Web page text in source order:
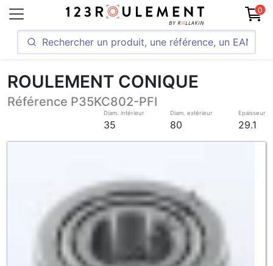
0
ROULEMENT CONIQUE
Référence P35KC802-PFI
Diam. intérieur
35
Diam. extérieur
80
Epaisseur
29.1